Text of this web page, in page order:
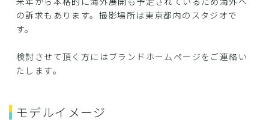
の訴求もあります。撮影場所は東京都内のスタジオで
す。
検討させて頂く方にはブランドホームページをご連絡い
たします。
モデルイメージ